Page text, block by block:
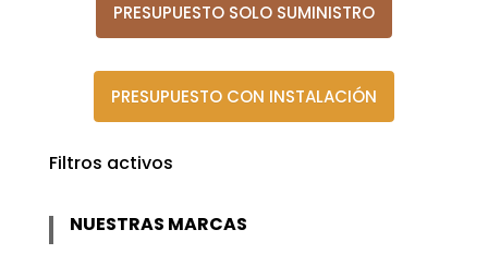
PRESUPUESTO SOLO SUMINISTRO
PRESUPUESTO CON INSTALACIÓN
Filtros activos
NUESTRAS MARCAS